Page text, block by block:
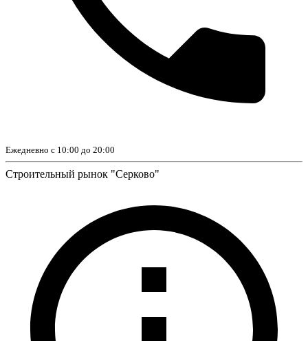
Ежедневно с 10:00 до 20:00
Строительный рынок "Серково"